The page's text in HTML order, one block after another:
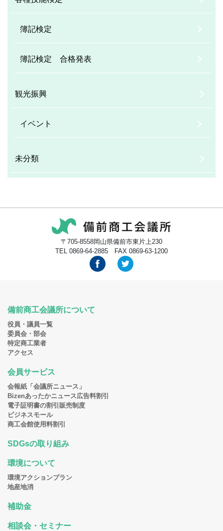
簿記検定
簿記検定 合格発表
観光振興
イベント
未分類
〒705-8558岡山県備前市東片上230
TEL 0869-64-2885 FAX 0869-63-1200
備前商工会議所について
役員・議員一覧
委員会・部会
特定商工業者
アクセス
会員サービス
会報紙「会議所ニュース」
Bizenあったかニュース広告料割引
電子証明書の割引販売制度
ビジネスモール
商工会館使用料割引
SDGsの取り組み
環境について
環境アクションプラン
地産地消
補助金
相談会・セミナー